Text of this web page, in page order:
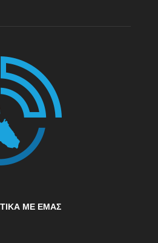
ΜΕ ΕΜΆΣ